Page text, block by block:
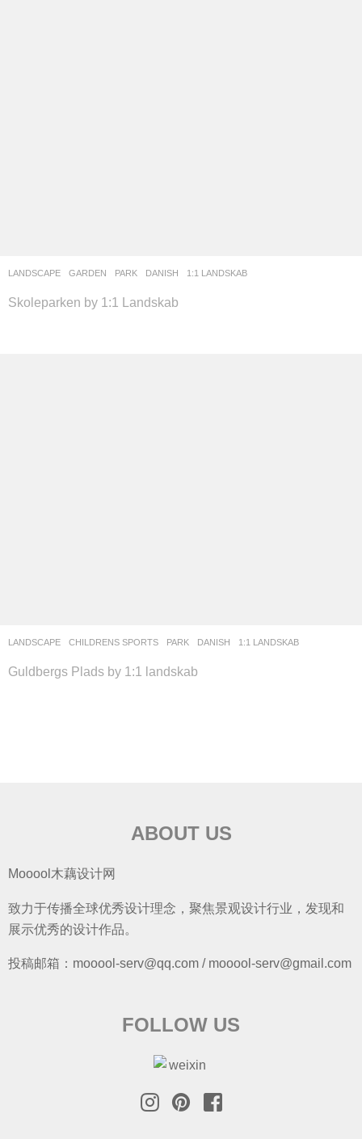
LANDSCAPE GARDEN ,PARK DANISH 1:1 LANDSKAB
Skoleparken by 1:1 Landskab
LANDSCAPE CHILDRENS SPORTS ,PARK DANISH 1:1 LANDSKAB
Guldbergs Plads by 1:1 landskab
ABOUT US
Mooool木藕设计网
致力于传播全球优秀设计理念，聚焦景观设计行业，发现和
展示优秀的设计作品。
投稿邮箱：mooool-serv@qq.com / mooool-serv@gmail.com
FOLLOW US